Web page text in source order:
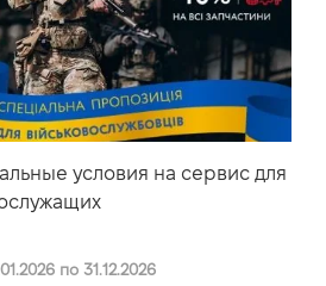
условия на сервис для
по 31.12.2026